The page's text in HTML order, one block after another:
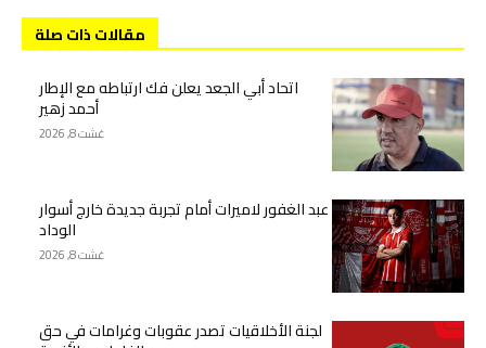
مقالات ذات صلة
اتحاد أبي الجعد يعلن فك ارتباطه مع الإطار
أحمد زهير
غشت 8, 2026
عبد الغفور لاميرات أمام تجربة جديدة خارج أسوار
الوداد
غشت 8, 2026
لجنة الأخلاقيات تصدر عقوبات وغرامات في حق